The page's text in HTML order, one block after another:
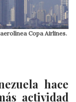
Copa Airlines.
hace
actividad